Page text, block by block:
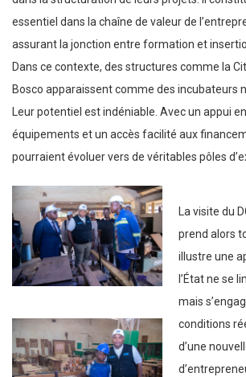
essentiel dans la chaîne de valeur de
assurant la jonction entre formation et
Dans ce contexte, des structures comme la
Bosco apparaissent comme des incubateurs
Leur potentiel est indéniable. Avec un appui
équipements et un accès facilité aux
pourraient évoluer vers de véritables pôles
La visite du
prend alors
illustre une
l’État ne se
mais
conditions
d’une